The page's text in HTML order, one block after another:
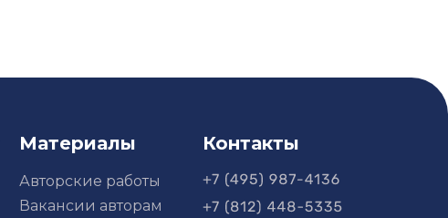
Материалы
Авторские работы
Вакансии авторам
Контакты